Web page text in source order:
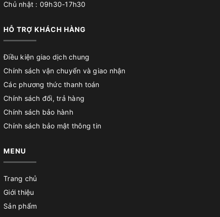
Chủ nhật : 09h30-17h30
HỖ TRỢ KHÁCH HÀNG
Điều kiện giao dịch chung
Chính sách vận chuyển và giao nhận
Các phương thức thanh toán
Chính sách đổi, trả hàng
Chính sách bảo hành
Chính sách bảo mật thông tin
MENU
Trang chủ
Giới thiệu
Sản phẩm